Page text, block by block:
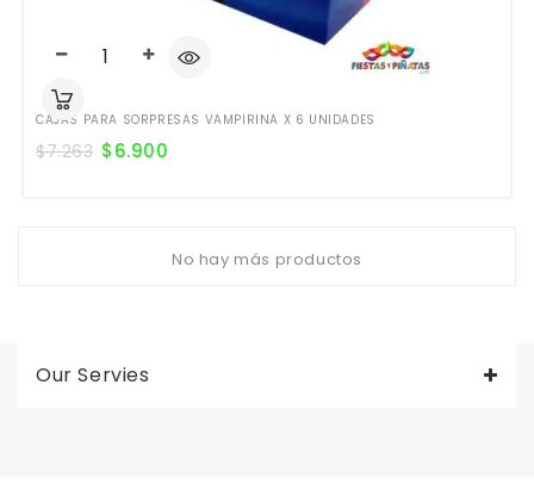
CAJAS PARA SORPRESAS VAMPIRINA X 6 UNIDADES
$7.263 $6.900
No hay más productos
Our Servies